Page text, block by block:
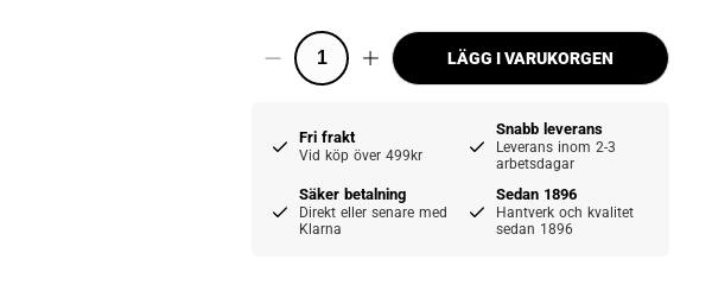
LÄGG I VARUKORGEN
Fri frakt
Vid köp över 499kr
Snabb leverans
Leverans inom 2-3
arbetsdagar
Säker betalning
Direkt eller senare med
Klarna
Sedan 1896
Hantverk och kvalitet
sedan 1896